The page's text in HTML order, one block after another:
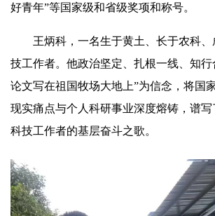
好青年”等国家级和省级奖项和称号。
王炳科，一名生于黄土、长于农科
技工作者。他政治坚定、扎根一线、知
论文写在祖国牧场大地上”为信念，将国
现实痛点与个人科研事业深度熔铸，谱
科技工作者的基层奋斗之歌。